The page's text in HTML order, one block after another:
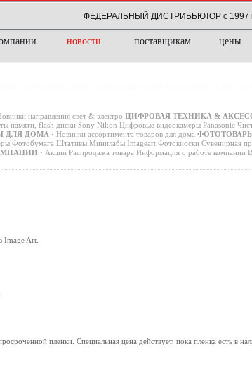
ФЕДЕРАЛЬНЫЙ ДИСТРИБЬЮТОР с 1997
новости поставщикам цены
направления свет & электро ЦИФРОВАЯ ТЕХНИКА &
памяти, flash диски Sony Nikon Цифровые видеокамеры Panasonic
ДЛЯ ДОМА · Новинки ассортимента товаров для дома
Фотобумага Штативы Минилабы Imageart Фотокиоски Сувенирная
· Акции Распродажа товара Информация о работе компании
Image Art.
пленки. Специальная цена действует, пока пленка есть в